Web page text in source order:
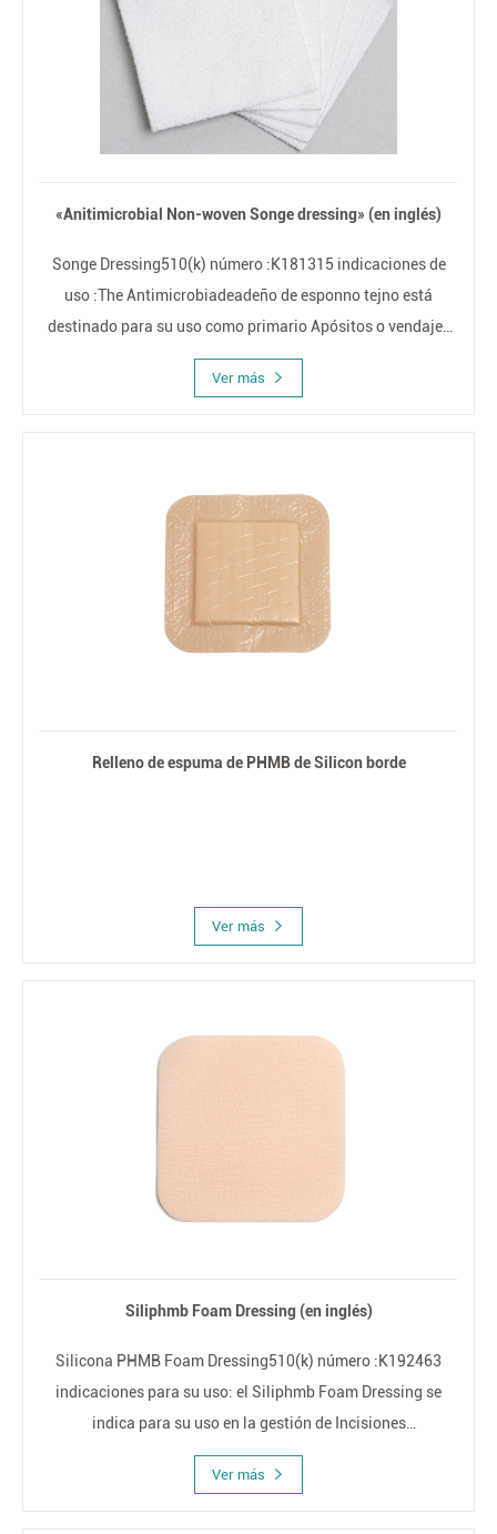
«Anitimicrobial Non-woven Songe dressing» (en inglés)
Songe Dressing510(k) número :K181315 indicaciones de
uso :The Antimicrobiadeadeño de esponno tejno está
destinado para su uso como primario Apósitos o vendajes
secundarios para la exución de heridas, incisiones
quirúrgicas, Lacer, abrasiones, primero y segundo
Ver más
Relleno de espuma de PHMB de Silicon borde
Ver más
Siliphmb Foam Dressing (en inglés)
Silicona PHMB Foam Dressing510(k) número :K192463
indicaciones para su uso: el Siliphmb Foam Dressing se
indica para su uso en la gestión de Incisiones
postquirúrgicas, úlceras por presión, úlceras de estasis
venosa, diabético Úlceras, partes donantes, abrasiones,
Ver más